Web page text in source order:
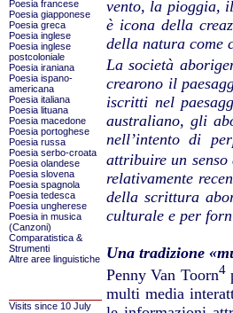
Poesia francese
Poesia giapponese
Poesia greca
Poesia inglese
Poesia inglese
postcoloniale
Poesia iraniana
Poesia ispano-
americana
Poesia italiana
Poesia lituana
Poesia macedone
Poesia portoghese
Poesia russa
Poesia serbo-croata
Poesia olandese
Poesia slovena
Poesia spagnola
Poesia tedesca
Poesia ungherese
Poesia in musica
(Canzoni)
Comparatistica &
Strumenti
Altre aree linguistiche
Visits since 10 July
vento, la pioggia,
è icona della
della natura come
La società
crearono il
iscritti nel
australiano, gli
nell’intento di
attribuire un senso
relativamente
della scrittura
culturale e per
Una tradizione
Penny Van Toorn4
multi media